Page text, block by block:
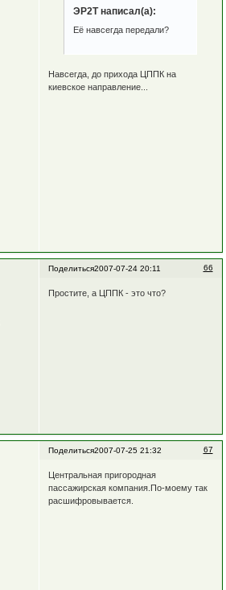
ЭР2Т написал(а):
Её навсегда передали?
Навсегда, до прихода ЦППК на
киевское направление...
Поделиться 66
2007-07-24 20:11
Простите, а ЦППК - это что?
Поделиться 67
2007-07-25 21:32
Центральная пригородная
пассажирская компания.По-моему так
расшифровывается.